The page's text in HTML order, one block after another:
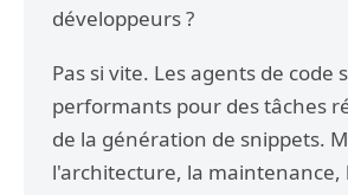
développeurs ?
Pas si vite. Les agents de code
performants pour des tâches
de la génération de snippets.
l'architecture, la maintenance,